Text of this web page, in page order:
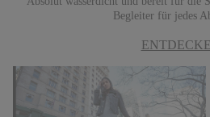
Begleiter für jedes